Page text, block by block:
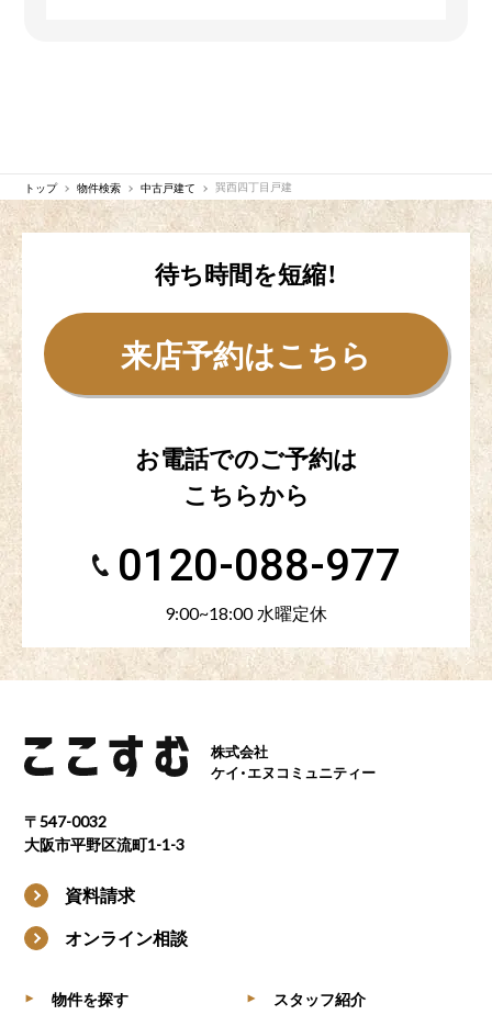
トップ 物件検索 中古戸建て 巽西四丁目戸建
待ち時間を短縮！
来店予約はこちら
お電話でのご予約は
こちらから
0120-088-977
9:00~18:00 水曜定休
株式会社
ケイ・エヌコミュニティー
〒547-0032
大阪市平野区流町1-1-3
資料請求
オンライン相談
▶ 物件を探す ▶ スタッフ紹介